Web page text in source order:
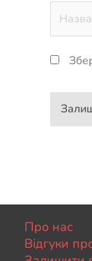
Про нас
Відгуки